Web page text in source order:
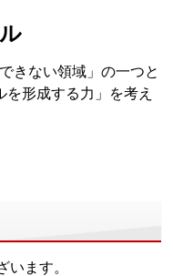
きない領域」の一つと
を形成する力」を考え
います。